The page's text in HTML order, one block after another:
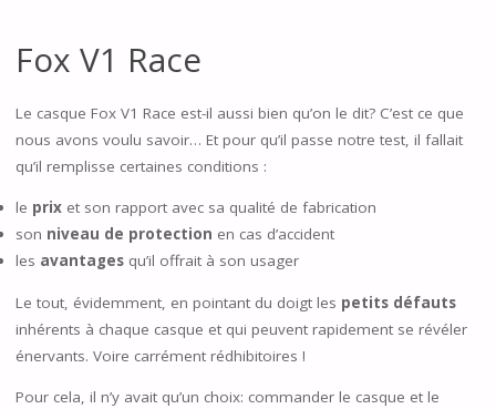
Fox V1 Race
Le casque Fox V1 Race est-il aussi bien qu’on le dit? C’est ce que
nous avons voulu savoir… Et pour qu’il passe notre test, il fallait
qu’il remplisse certaines conditions :
le prixet son rapport avec sa qualité de fabrication
son niveau de protection en cas d’accident
les avantagesqu’il offrait à son usager
Le tout, évidemment, en pointant du doigt les petits défauts
inhérents à chaque casque et qui peuvent rapidement se révéler
énervants. Voire carrément rédhibitoires !
Pour cela, il n’y avait qu’un choix: commander le casque et le